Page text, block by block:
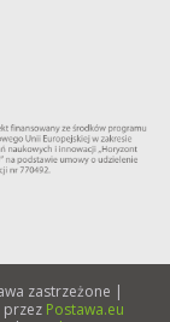
zastrzeżone |
Postawa.eu